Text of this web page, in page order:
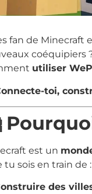
fan de Minecraft
coéquipiers
utiliser
toi,
est un
tu sois en train de :
des